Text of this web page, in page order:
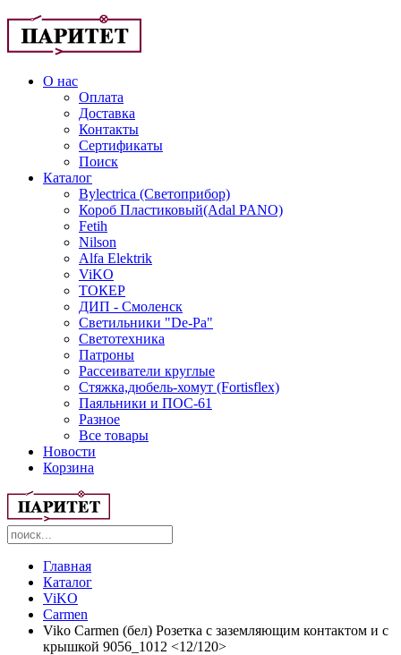
О нас
Оплата
Доставка
Контакты
Сертификаты
Поиск
Каталог
Bylectrica (Светоприбор)
Короб Пластиковый(Adal PANO)
Fetih
Nilson
Alfa Elektrik
ViKO
ТОКЕР
ДИП - Смоленск
Светильники "De-Pa"
Светотехника
Патроны
Рассеиватели круглые
Стяжка,дюбель-хомут (Fortisflex)
Паяльники и ПОС-61
Разное
Все товары
Новости
Корзина
Главная
Каталог
ViKO
Carmen
Viko Carmen (бел) Розетка с заземляющим контактом и с
крышкой 9056_1012 <12/120>